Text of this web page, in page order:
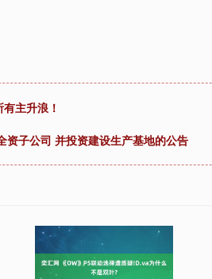
主升浪！
资子公司 并投资建设生产基地的公告